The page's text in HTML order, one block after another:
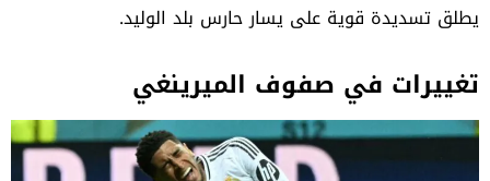
يطلق تسديدة قوية على يسار حارس بلد الوليد.
تغييرات في صفوف الميرينغي